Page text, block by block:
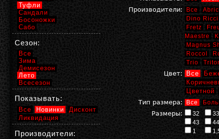
Производители: Все
Dino Ricci
Fretz
Maestre
Magnus
Roccol
Trio
Цвет: Все
Цветной
Тип размера:
Все
Размеры: 32
33
43
44
1
Туфли
Сандали
Босоножки
Сабо
Сезон:
Все
Зима
Демисезон
Лето
Всесезон
Показывать:
Все Новинки
Дисконт
Ликвидация
Производители: